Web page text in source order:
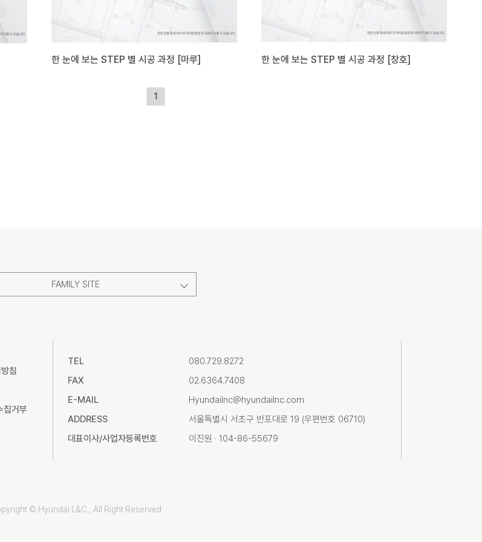
한 눈에 보는 STEP 별 시공 과정 [마루] 한 눈에 보는 STEP 별 시공 과정 [창호]
1
FAMILY SITE
침
집거부
TEL
080.729.8272
FAX
02.6364.7408
E-MAIL
Hyundailnc@hyundailnc.com
ADDRESS
서울특별시 서초구 반포대로 19 (우편번호 06710)
대표이사/사업자등록번호
이진원 · 104-86-55679
© Hyundai L&C., All Right Reserved